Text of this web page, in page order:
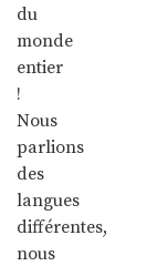
du
monde
entier
!
Nous
parlions
des
langues
différentes,
nous